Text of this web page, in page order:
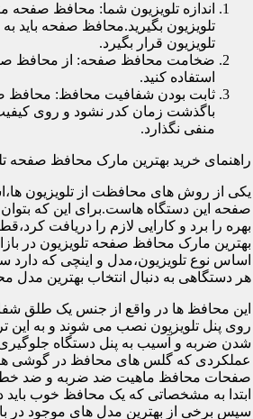
اندازه تلویزیون شما: محافظ صفحه
تلویزیون بگیرید.محافظ صفحه باید
تلویزیون قرار بگیرد.
ضخامت محافظ صفحه: از محافظ
استفاده کنید.
ثابت بودن شفافیت محافظ: محافظ
باگذشت زمان کدر نشود و روی کیفیت
منفی نگذارد.
راهنمای خرید بهترین مارک محافظ صفحه
یکی از روش های محافظت از تلویزیون
صفحه این دستگاه هاست.برای این که بتوان
بهره را برد و کارایی لازم را دریافت
بهترین مارک محافظ صفحه تلویزیون در
اساس نوع تلویزیون،مدل و اینچی که دارد
هر دستگاهی به دنبال انتخاب بهترین مدل
این محافظ ها در واقع از جنس یک طلق
روی پنل تلویزیون نصب می شوند و به این
شدن ضربه و آسیب به پنل دستگاه
عملکردی که گلس های محافظ در گوشی
صفحات محافظ ماهیت ضد ضربه و ضد خط
ابتدا به مشخصاتی که یک محافظ خوب باید
سپس برخی از بهترین مدل های موجود در